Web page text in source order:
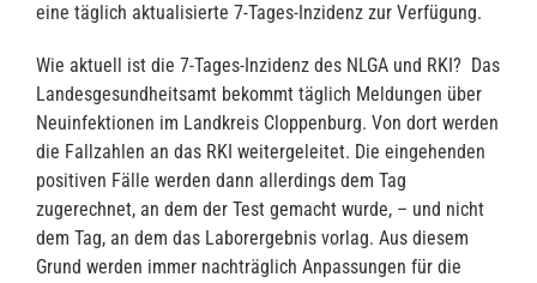
eine täglich aktualisierte 7-Tages-Inzidenz zur Verfügung.
Wie aktuell ist die 7-Tages-Inzidenz des NLGA und RKI? Das
Landesgesundheitsamt bekommt täglich Meldungen über
Neuinfektionen im Landkreis Cloppenburg. Von dort werden
die Fallzahlen an das RKI weitergeleitet. Die eingehenden
positiven Fälle werden dann allerdings dem Tag
zugerechnet, an dem der Test gemacht wurde, – und nicht
dem Tag, an dem das Laborergebnis vorlag. Aus diesem
Grund werden immer nachträglich Anpassungen für die